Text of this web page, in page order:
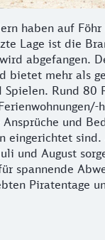
haben auf
Lage ist die
abgefangen.
bietet mehr als
Spielen. Rund 80
und
eingerichtet
und August
spannende
Piratentage